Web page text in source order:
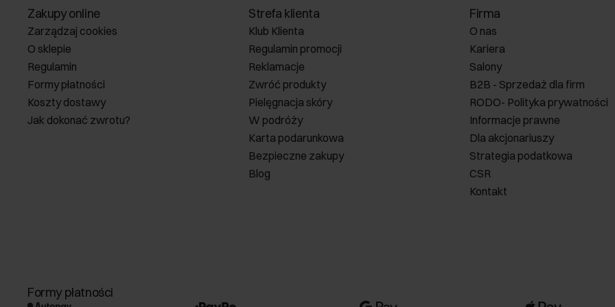
Zakupy online
Zarządzaj cookies
O sklepie
Regulamin
Formy płatności
Koszty dostawy
Jak dokonać zwrotu?
Strefa klienta
Klub Klienta
Regulamin promocji
Reklamacje
Zwróć produkty
Pielęgnacja skóry
W podróży
Karta podarunkowa
Bezpieczne zakupy
Blog
Firma
O nas
Kariera
Salony
B2B - Sprzedaż dla firm
RODO- Polityka prywatności
Informacje prawne
Dla akcjonariuszy
Strategia podatkowa
CSR
Kontakt
Formy płatności